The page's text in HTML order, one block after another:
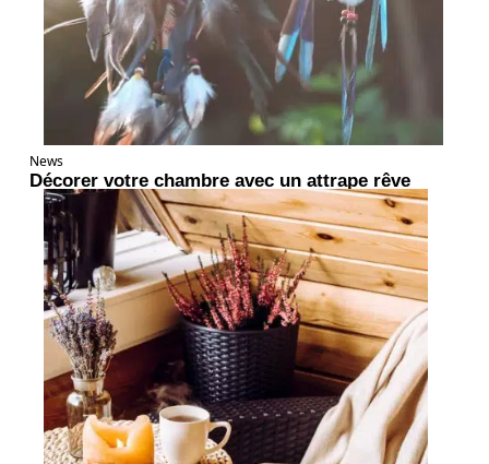
News
Décorer votre chambre avec un attrape rêve